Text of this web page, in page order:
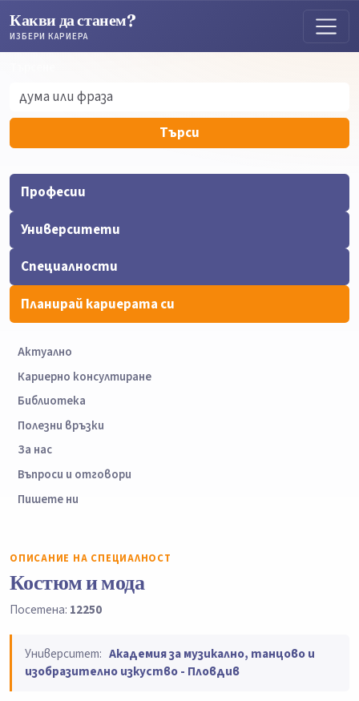
Какви да станем?
ИЗБЕРИ КАРИЕРА
Търси
Професии
Университети
Специалности
Планирай кариерата си
Актуално
Кариерно консултиране
Библиотека
Полезни връзки
За нас
Въпроси и отговори
Пишете ни
ОПИСАНИЕ НА СПЕЦИАЛНОСТ
Костюм и мода
Посетена: 12250
Университет: Академия за музикално, танцово и
изобразително изкуство - Пловдив